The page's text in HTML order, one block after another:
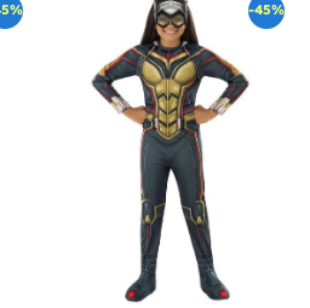
-45%